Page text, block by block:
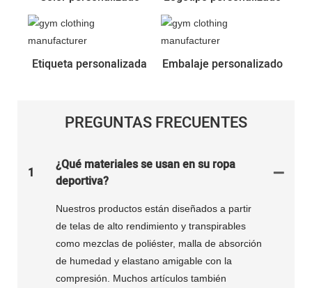
Etiqueta personalizada Embalaje personalizado
PREGUNTAS FRECUENTES
1
¿Qué materiales se usan en su ropa
deportiva?
Nuestros productos están diseñados a partir
de telas de alto rendimiento y transpirables
como mezclas de poliéster, malla de absorción
de humedad y elastano amigable con la
compresión. Muchos artículos también